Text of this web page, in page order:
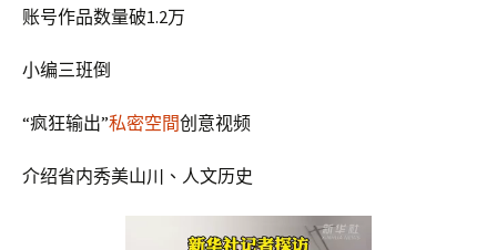
账号作品数量破1.2万
小编三班倒
“疯狂输出”私密空間创意视频
介绍省内秀美山川、人文历史